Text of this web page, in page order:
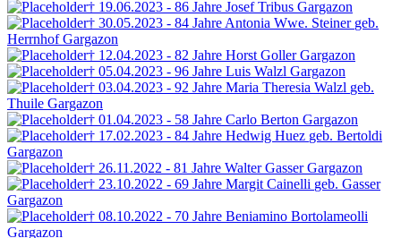
† 19.06.2023 - 86 Jahre Josef Tribus Gargazon
† 30.05.2023 - 84 Jahre Antonia Wwe. Steiner geb.
HerrnhofGargazon
† 12.04.2023 - 82 Jahre Horst GollerGargazon
† 05.04.2023 - 96 Jahre Luis Walzl Gargazon
† 03.04.2023 - 92 Jahre Maria Theresia Walzl geb.
Thuile Gargazon
† 01.04.2023 - 58 Jahre Carlo Berton Gargazon
† 17.02.2023 - 84 Jahre Hedwig Huez geb. Bertoldi
Gargazon
† 26.11.2022 - 81 Jahre Walter GasserGargazon
† 23.10.2022 - 69 Jahre Margit Cainelli geb. Gasser
Gargazon
† 08.10.2022 - 70 Jahre Beniamino Bortolameolli
Gargazon